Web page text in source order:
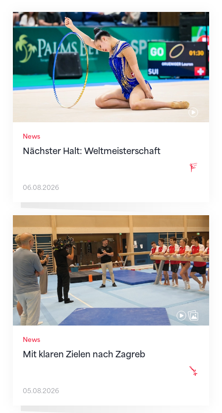
News
Nächster Halt: Weltmeisterschaft
Nächster Halt: Weltmeisterschaft
06.08.2026
News
Mit klaren Zielen nach Zagreb
Mit klaren Zielen nach Zagreb
05.08.2026